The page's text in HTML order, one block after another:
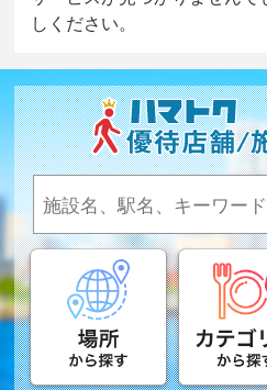
しください。